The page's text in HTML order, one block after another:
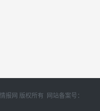
网 版权所有 网站备案号：